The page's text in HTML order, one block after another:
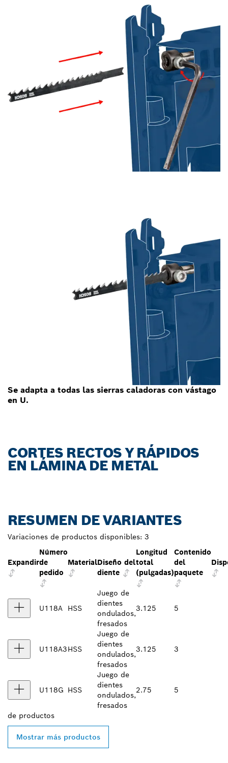
Se adapta a todas las sierras caladoras con vástago
en U.
CORTES RECTOS Y RÁPIDOS
EN LÁMINA DE METAL
RESUMEN DE VARIANTES
Variaciones de productos disponibles: 3
Expandir
Número
de
pedido
MaterialDiseño del
diente
Longitud
total
(pulgadas)
Contenido
del
paquete
U118A HSS
Juego de
dientes
ondulados,
fresados
3.125 5
U118A3HSS
Juego de
dientes
ondulados,
fresados
3.125 3
U118G HSS
Juego de
dientes
ondulados,
fresados
2.75 5
de productos
Mostrar más productos